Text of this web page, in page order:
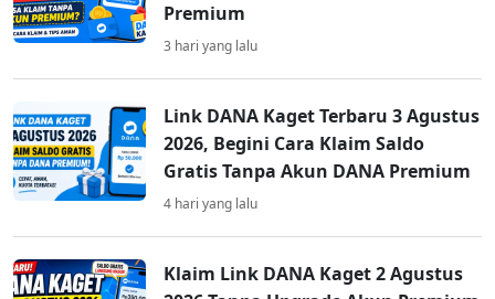
Premium
3 hari yang lalu
Link DANA Kaget Terbaru 3 Agustus
2026, Begini Cara Klaim Saldo
Gratis Tanpa Akun DANA Premium
4 hari yang lalu
Klaim Link DANA Kaget 2 Agustus